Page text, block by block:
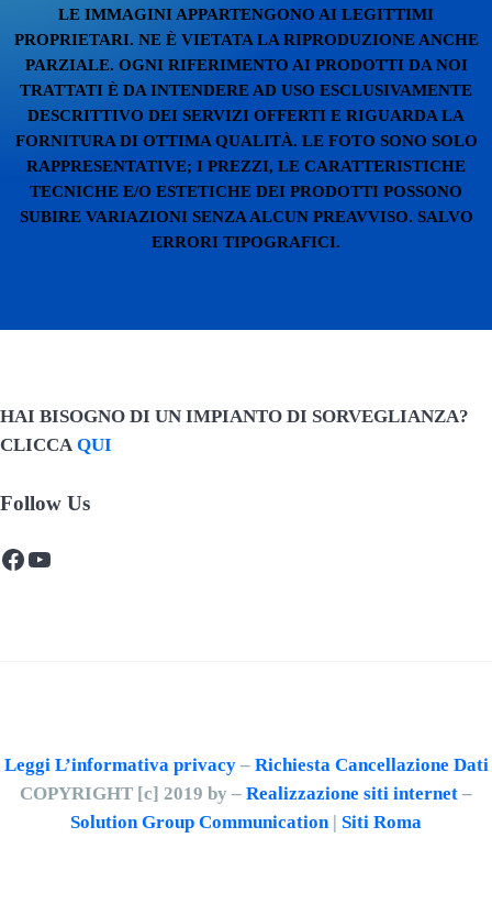
LE IMMAGINI APPARTENGONO AI LEGITTIMI
PROPRIETARI. NE È VIETATA LA RIPRODUZIONE ANCHE
PARZIALE. OGNI RIFERIMENTO AI PRODOTTI DA NOI
TRATTATI È DA INTENDERE AD USO ESCLUSIVAMENTE
DESCRITTIVO DEI SERVIZI OFFERTI E RIGUARDA LA
FORNITURA DI OTTIMA QUALITÀ. LE FOTO SONO SOLO
RAPPRESENTATIVE; I PREZZI, LE CARATTERISTICHE
TECNICHE E/O ESTETICHE DEI PRODOTTI POSSONO
SUBIRE VARIAZIONI SENZA ALCUN PREAVVISO. SALVO
ERRORI TIPOGRAFICI.
HAI BISOGNO DI UN IMPIANTO DI SORVEGLIANZA?
CLICCAQUI
Follow Us
Facebook
YouTube
Leggi L’informativa privacy– Richiesta Cancellazione Dati
COPYRIGHT [c] 2019 by – Realizzazione siti internet –
Solution Group Communication| Siti Roma